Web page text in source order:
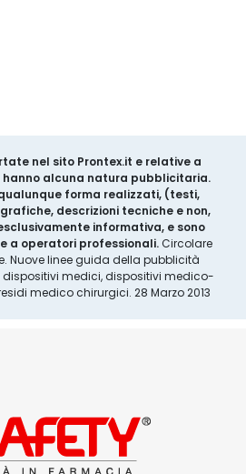
nel sito Prontex.it e relative a
hanno alcuna natura pubblicitaria.
forma realizzati, (testi,
descrizioni tecniche e non,
informativa, e sono
a operatori professionali.Circolare
Nuove linee guida della pubblicità
medici, dispositivi medico-
medico chirurgici. 28 Marzo 2013